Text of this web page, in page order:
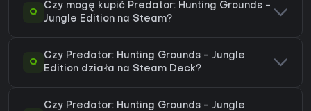
Q
Czy mogę kupić Predator: Hunting Grounds -
Jungle Edition na Steam?
Q
Czy Predator: Hunting Grounds - Jungle
Edition działa na Steam Deck?
Czy Predator: Hunting Grounds - Jungle